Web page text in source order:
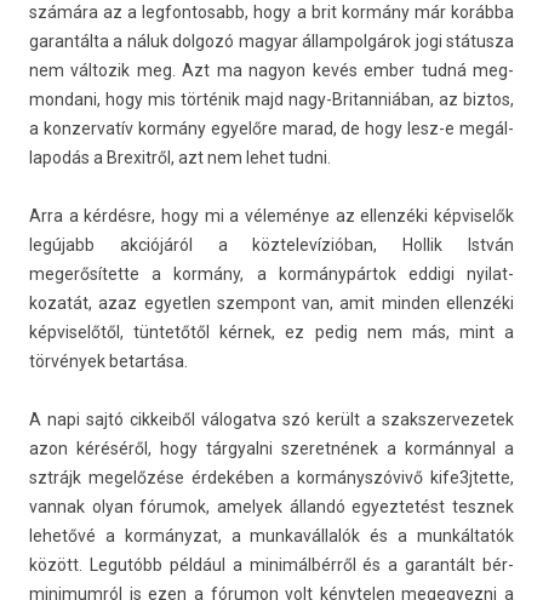
számára az a leg­fontosabb, hogy a brit kormány már korábba
garan­tálta a náluk dol­gozó magyar állam­polgárok jogi státusza
nem vál­tozik meg. Azt ma nagyon kevés ember tudná meg­
mondani, hogy mis történik majd nagy-Britanniában, az bi­ztos,
a kon­zervatív kormány egyelőre marad, de hogy lesz-e megál­
lapodás a Brexit­ről, azt nem lehet tudni.
Arra a kérdésre, hogy mi a véleménye az el­lenzéki kép­viselők
legújabb akciójáról a köz­televízióban, Hol­lik István
megerősítette a kormány, a kormánypártok ed­digi nyilat­
kozatát, azaz egyetl­en szem­pont van, amit mind­en el­lenzéki
kép­viselőtől, tüntetőtől kérnek, ez pedig nem más, mint a
törvények bet­ar­tása.
A napi sajtó cik­keiből válogat­va szó került a szakszer­vezetek
azon kéréséről, hogy tár­gyal­ni szeret­nének a kormánnyal a
sztrájk megelőzése érdekében a kormányszóvivő kife3jtet­te,
van­nak olyan fórumok, amelyek állandó egyez­tetést tesznek
lehetővé a kormányzat, a mun­kavál­lalók és a munkáltatók
között. Legutóbb például a minimálbérről és a garan­tált bér­
minimum­ról is ezen a fórumon volt kénytel­en megegyez­ni a